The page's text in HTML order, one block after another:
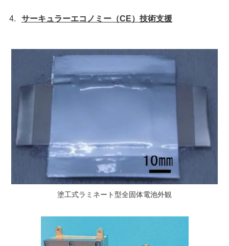
サーキュラーエコノミー（CE）技術支援
塗工式ラミネート型全固体電池外観